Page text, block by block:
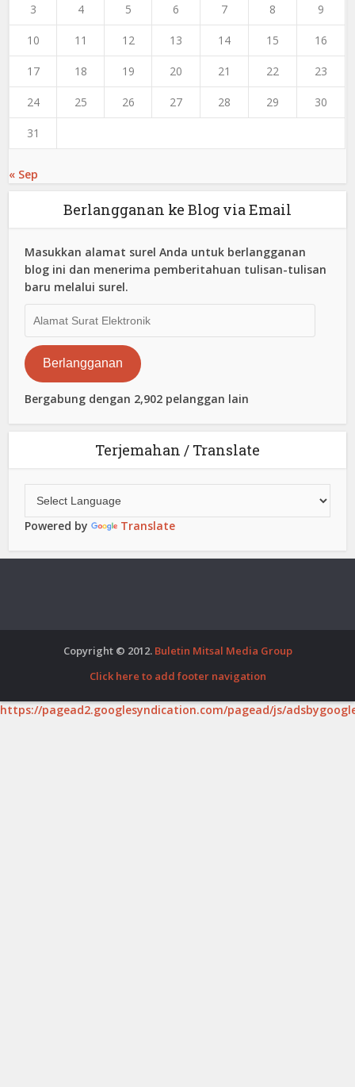
3 4 5 6 7 8 9
10 11 12 13 14 15 16
17 18 19 20 21 22 23
24 25 26 27 28 29 30
31
« Sep
Berlangganan ke Blog via Email
Masukkan alamat surel Anda untuk berlangganan
blog ini dan menerima pemberitahuan tulisan-tulisan
baru melalui surel.
Surat
Elektronik
Berlangganan
Bergabung dengan 2,902 pelanggan lain
Terjemahan / Translate
Powered by Translate
Copyright © 2012. Buletin Mitsal Media Group
Click here to add footer navigation
https://pagead2.googlesyndication.com/pagead/js/